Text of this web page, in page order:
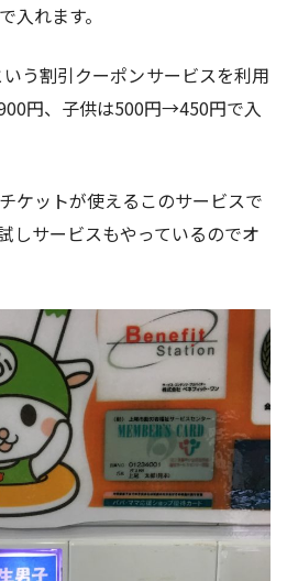
入れます。
いう割引クーポンサービスを利用
円、子供は500円→450円で入
ケットが使えるこのサービスで
しサービスもやっているのでオ